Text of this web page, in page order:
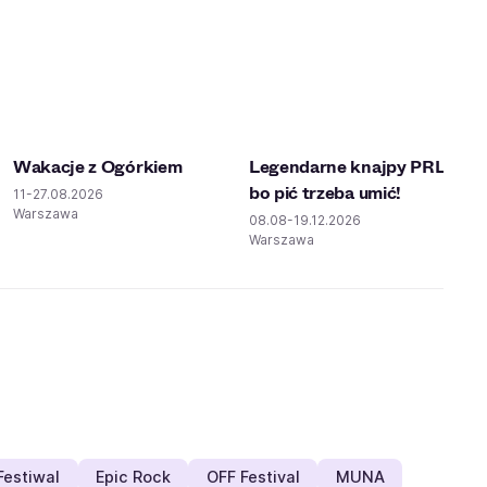
Wakacje z Ogórkiem
11-27.08.2026
Warszawa
Legendarne knajpy PRL -
bo pić trzeba umić!
08.08-19.12.2026
Warszawa
Epic Rock OFF Festival MUNA